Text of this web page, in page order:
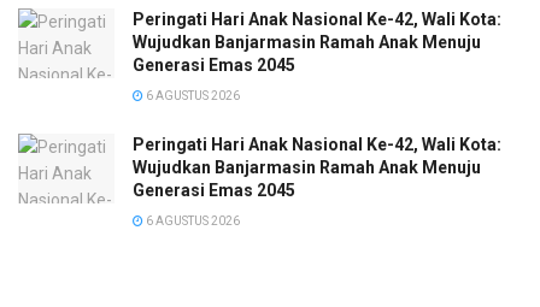
Peringati Hari Anak Nasional Ke-42, Wali Kota:
Wujudkan Banjarmasin Ramah Anak Menuju
Generasi Emas 2045
6 AGUSTUS 2026
Peringati Hari Anak Nasional Ke-42, Wali Kota:
Wujudkan Banjarmasin Ramah Anak Menuju
Generasi Emas 2045
6 AGUSTUS 2026